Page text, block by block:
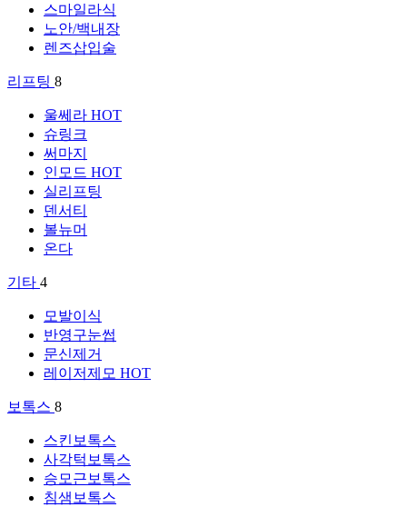
스마일라식
노안/백내장
렌즈삽입술
리프팅 8
울쎄라 HOT
슈링크
써마지
인모드 HOT
실리프팅
덴서티
볼뉴머
온다
기타 4
모발이식
반영구눈썹
문신제거
레이저제모 HOT
보톡스 8
스킨보톡스
사각턱보톡스
승모근보톡스
침샘보톡스